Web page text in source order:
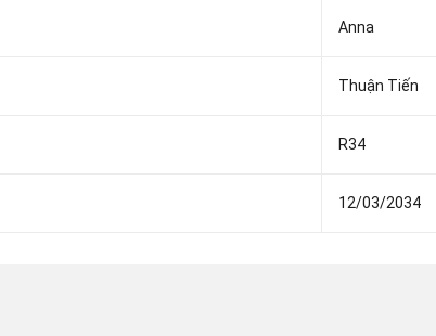
Anna
Thuận Tiến
R34
12/03/2034